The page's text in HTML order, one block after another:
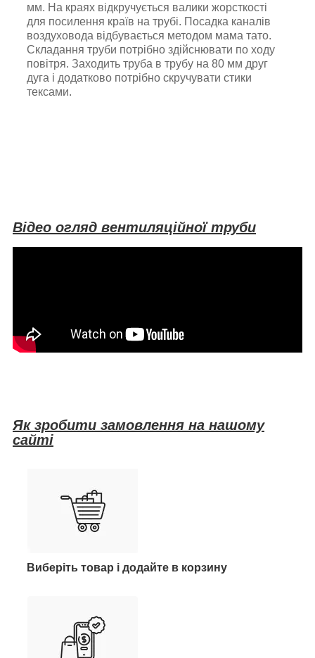
мм. На краях відкручується валики жорсткості
для посилення країв на трубі. Посадка каналів
воздуховода відбувається методом мама тато.
Складання труби потрібно здійснювати по ходу
повітря. Заходить труба в трубу на 80 мм друг
дуга і додатково потрібно скручувати стики
тексами.
Відео огляд вентиляційної труби
Як зробити замовлення на нашому
сайті
Виберіть товар і додайте в корзину